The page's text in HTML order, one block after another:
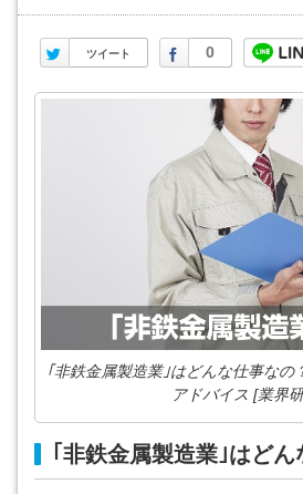
ツイート
Twitter 0
Facebook
｢非鉄金属製造業｣はどんな仕事なの
アドバイス [業界
｢非鉄金属製造業｣はどん